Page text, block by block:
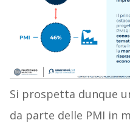
Si prospetta dunque
da parte delle PMI in